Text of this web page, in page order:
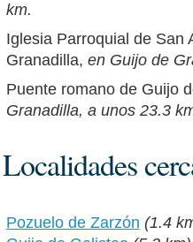
km.
Iglesia Parroquial de San
Granadilla, en Guijo de
Puente romano de Guijo
Granadilla, a unos 23.3
Localidades
Pozuelo de Zarzón (1.4